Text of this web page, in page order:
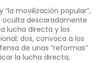
“la movilización popular”,
oculta descaradamente
lucha directa y los
dos, convoca a los
de unas “reformas”
la lucha directa,